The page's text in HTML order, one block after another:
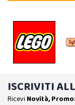
ISCRIVITI
Ricevi Novità,